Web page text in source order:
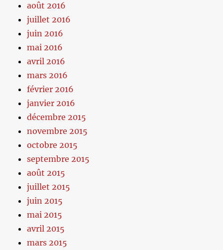
août 2016
juillet 2016
juin 2016
mai 2016
avril 2016
mars 2016
février 2016
janvier 2016
décembre 2015
novembre 2015
octobre 2015
septembre 2015
août 2015
juillet 2015
juin 2015
mai 2015
avril 2015
mars 2015